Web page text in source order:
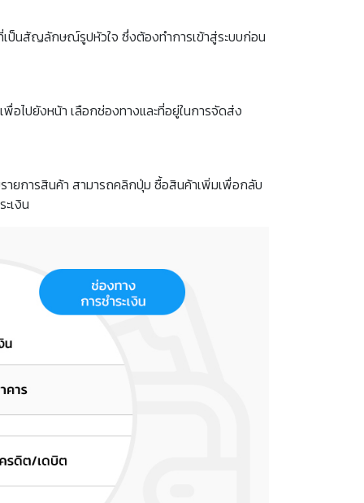
ป็นสัญลักษณ์รูปหัวใจ ซึ่งต้องทำการเข้าสู่ระบบก่อน
อไปยังหน้า เลือกช่องทางและที่อยู่ในการจัดส่ง
ยการสินค้า สามารถคลิกปุ่ม ซื้อสินค้าเพิ่มเพื่อกลับ
เงิน